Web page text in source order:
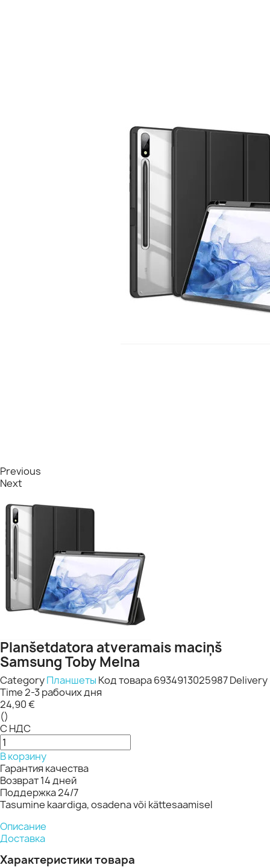
Previous
Next
Planšetdatora atveramais maciņš
Samsung Toby Melna
CategoryПланшеты Код товара6934913025987Delivery
Time2-3 рабочих дня
24,90 €
()
С НДС
В корзину
Гарантия качества
Возврат 14 дней
Поддержка 24/7
Tasumine kaardiga, osadena või kättesaamisel
Описание
Доставка
Характеристики товара